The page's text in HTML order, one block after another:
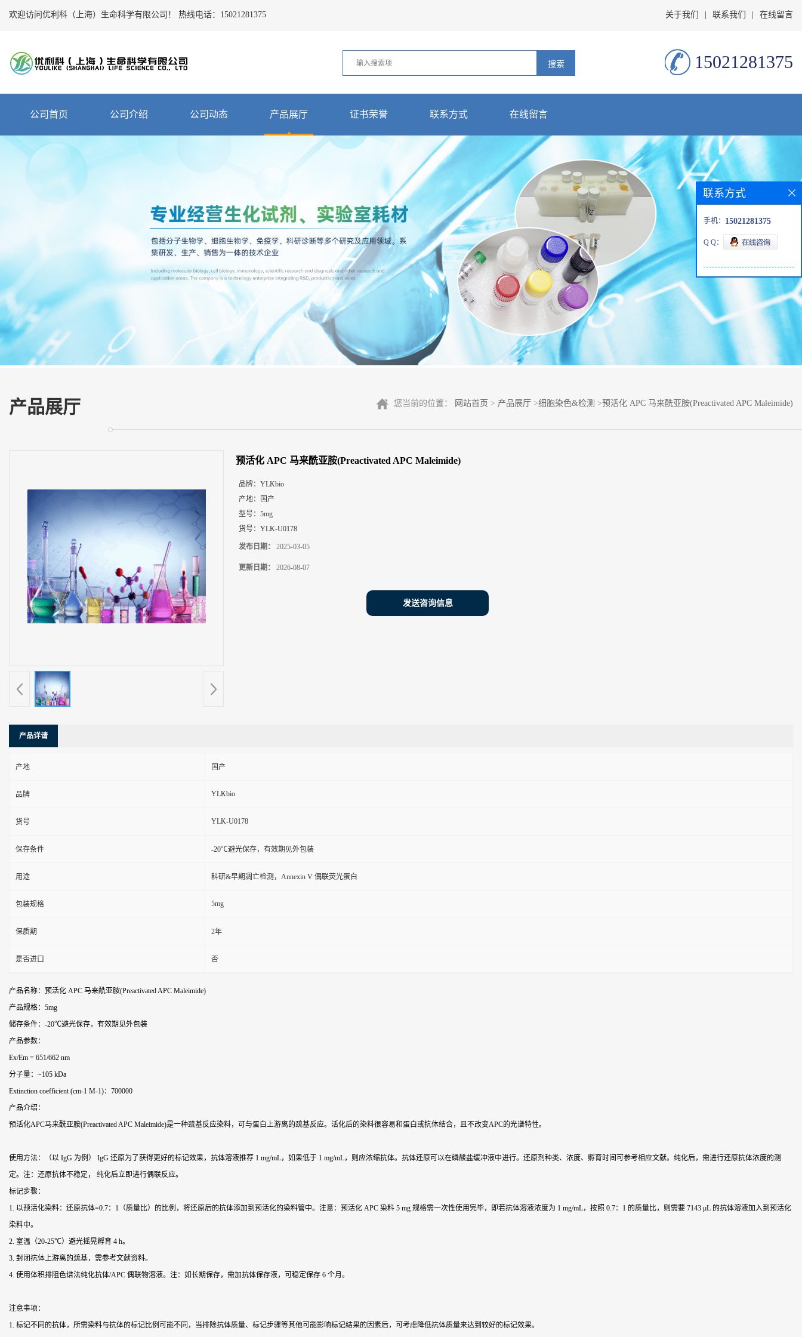
欢迎访问优利科（上海）生命科学有限公司！ 热线电话： 15021281375 关于我们 联系我们 在线留言
15021281375
Close
司
首
介
绍
证
书
荣
誉
方
式
公司首页 公司介绍 公司动态 产品展厅 证书荣誉 联系方式 在线留言
产品展厅 您当前的位置： 网站首页 > 产品展厅 >细胞染色&检测 >预活化 APC 马来酰亚胺(Preactivated APC Maleimide)
预活化 APC 马来酰亚胺(Preactivated APC Maleimide)
品牌： YLKbio
产地：
国产
型号： 5mg
货号： YLK-U0178
发布日期： 2025-03-05
更新日期： 2026-08-07
发送咨询信息
产品详请
产地 国产
品牌 YLKbio
货号 YLK-U0178
保存条件 -20℃避光保存，有效期见外包装
用途 科研&早期凋亡检测，Annexin V 偶联荧光蛋白
包装规格 5mg
保质期 2年
是否进口 否
产品名称：预活化 APC 马来酰亚胺(Preactivated APC Maleimide)
产品规格：5mg
储存条件：-20℃避光保存，有效期见外包装
产品参数：
Ex/Em = 651/662 nm
分子量：~105 kDa
Extinction coefficient (cm-1 M-1)：700000
产品介绍：
预活化APC马来酰亚胺(Preactivated APC Maleimide)是一种巯基反应染料，可与蛋白上游离的巯基反应。活化后的染料很容易和蛋白或抗体结合，且不改变APC的光谱特性。
使用方法：（以 IgG 为例） IgG 还原为了获得更好的标记效果，抗体溶液推荐 1 mg/mL，如果低于 1 mg/mL，则应浓缩抗体。抗体还原可以在磷酸盐缓冲液中进行。还原剂种类、浓度、孵育时间可参考相应文献。纯化后，需进行还原抗体浓度的测
定。注：还原抗体不稳定， 纯化后立即进行偶联反应。
标记步骤：
1. 以预活化染料：还原抗体=0.7：1（质量比）的比例，将还原后的抗体添加到预活化的染料管中。注意：预活化 APC 染料 5 mg 规格需一次性使用完毕，即若抗体溶液浓度为 1 mg/mL，按照 0.7：1 的质量比，则需要 7143 μL 的抗体溶液加入到预活化
染料中。
2. 室温（20-25℃）避光摇晃孵育 4 h。
3. 封闭抗体上游离的巯基，需参考文献资料。
4. 使用体积排阻色谱法纯化抗体/APC 偶联物溶液。注：如长期保存，需加抗体保存液，可稳定保存 6 个月。
注意事项：
1. 标记不同的抗体，所需染料与抗体的标记比例可能不同，当排除抗体质量、标记步骤等其他可能影响标记结果的因素后，可考虑降低抗体质量来达到较好的标记效果。
联系方式
手机： 15021281375
Q Q：